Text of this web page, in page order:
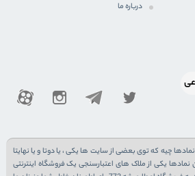
درباره ما
چیه که توی بعضی از سایت ها یکی ، یا دوتا و یا نهایتا
یکی از ملاک های اعتبارسنجی یک فروشگاه اینترنتی